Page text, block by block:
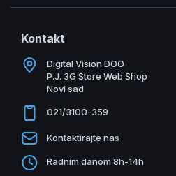
Kontakt
Digital Vision DOO
P.J. 3G Store Web Shop
Novi sad
021/3100-359
Kontaktirajte nas
Radnim danom 8h-14h